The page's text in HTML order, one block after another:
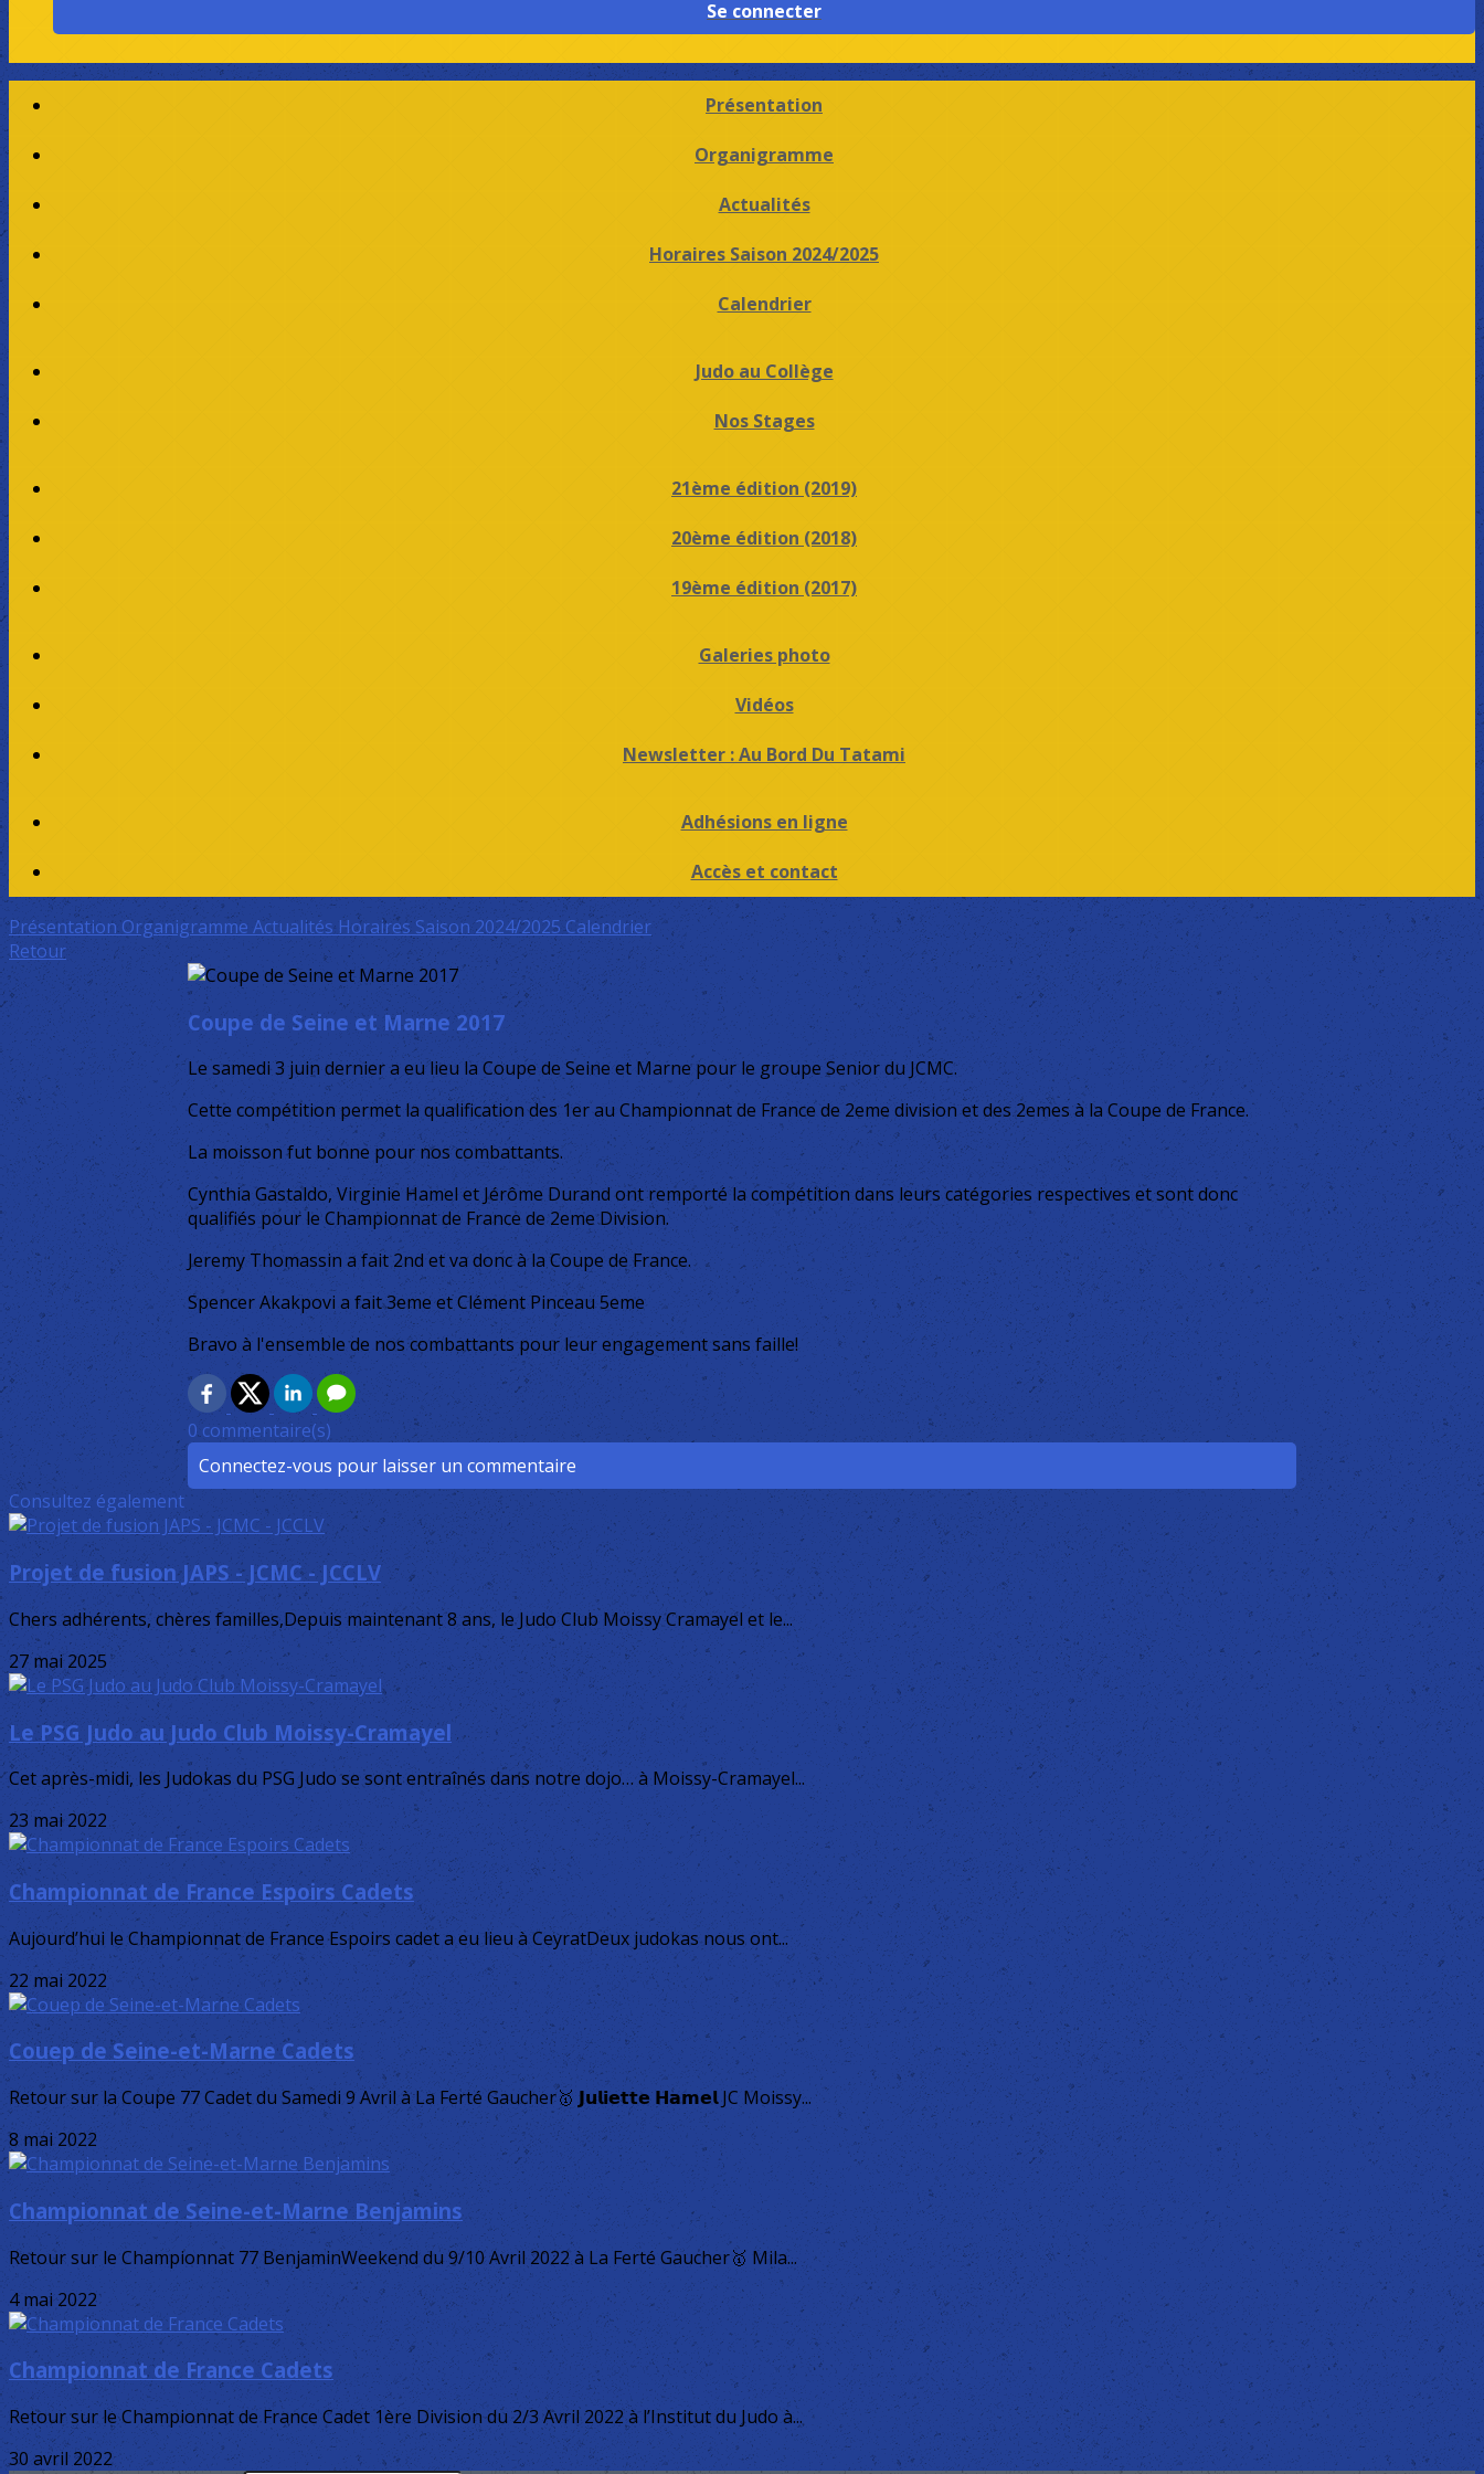
Se connecter
Présentation
Organigramme
Actualités
Horaires Saison 2024/2025
Calendrier
Judo au Collège
Nos Stages
21ème édition (2019)
20ème édition (2018)
19ème édition (2017)
Galeries photo
Vidéos
Newsletter : Au Bord Du Tatami
Adhésions en ligne
Accès et contact
PrésentationOrganigramme ActualitésHoraires Saison 2024/2025 Calendrier
Retour
Coupe de Seine et Marne 2017
Le samedi 3 juin dernier a eu lieu la Coupe de Seine et Marne pour le groupe Senior du JCMC.
Cette compétition permet la qualification des 1er au Championnat de France de 2eme division et des 2emes à la Coupe de France.
La moisson fut bonne pour nos combattants.
Cynthia Gastaldo, Virginie Hamel et Jérôme Durand ont remporté la compétition dans leurs catégories respectives et sont donc
qualifiés pour le Championnat de France de 2eme Division.
Jeremy Thomassin a fait 2nd et va donc à la Coupe de France.
Spencer Akakpovi a fait 3eme et Clément Pinceau 5eme
Bravo à l'ensemble de nos combattants pour leur engagement sans faille!
0 commentaire(s)
Connectez-vous pour laisser un commentaire
Consultez également
Projet de fusion JAPS - JCMC - JCCLV
Chers adhérents, chères familles,Depuis maintenant 8 ans, le Judo Club Moissy Cramayel et le...
27 mai 2025
Le PSG Judo au Judo Club Moissy-Cramayel
Cet après-midi, les Judokas du PSG Judo se sont entraînés dans notre dojo… à Moissy-Cramayel...
23 mai 2022
Championnat de France Espoirs Cadets
Aujourd’hui le Championnat de France Espoirs cadet a eu lieu à CeyratDeux judokas nous ont...
22 mai 2022
Couep de Seine-et-Marne Cadets
Retour sur la Coupe 77 Cadet du Samedi 9 Avril à La Ferté Gaucher🥇 𝗝𝘂𝗹𝗶𝗲𝘁𝘁𝗲 𝗛𝗮𝗺𝗲𝗹 JC Moissy...
8 mai 2022
Championnat de Seine-et-Marne Benjamins
Retour sur le Championnat 77 BenjaminWeekend du 9/10 Avril 2022 à La Ferté Gaucher🥇 Mila...
4 mai 2022
Championnat de France Cadets
Retour sur le Championnat de France Cadet 1ère Division du 2/3 Avril 2022 à l’Institut du Judo à...
30 avril 2022